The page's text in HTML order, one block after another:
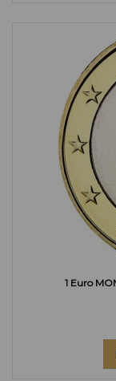
1 Euro